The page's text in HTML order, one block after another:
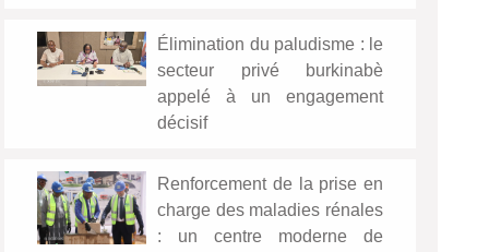
Élimination du paludisme : le
secteur privé burkinabè
appelé à un engagement
décisif
Renforcement de la prise en
charge des maladies rénales
: un centre moderne de